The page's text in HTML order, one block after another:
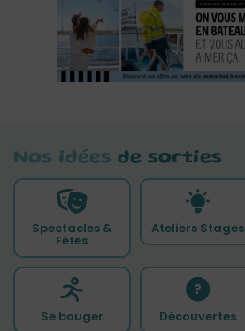
Nos idées de sorties
Spectacles &
Fêtes
Ateliers Stages
Se bouger Découvertes